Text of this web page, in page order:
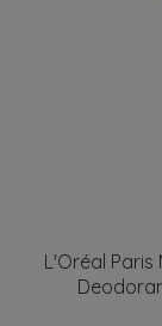
L'Oréal Paris